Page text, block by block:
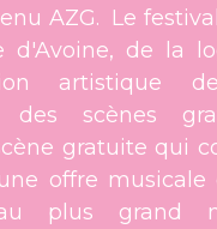
AZG. Le
d'Avoine, de la
artistique
scènes
gratuite qui
offre
plus grand